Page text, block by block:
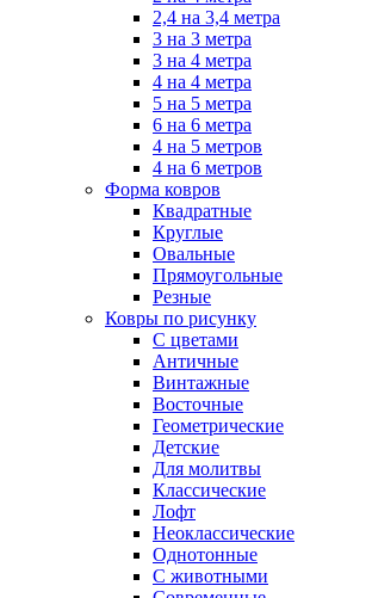
2,4 на 3,4 метра
3 на 3 метра
3 на 4 метра
4 на 4 метра
5 на 5 метра
6 на 6 метра
4 на 5 метров
4 на 6 метров
Форма ковров
Квадратные
Круглые
Овальные
Прямоугольные
Резные
Ковры по рисунку
C цветами
Античные
Винтажные
Восточные
Геометрические
Детские
Для молитвы
Классические
Лофт
Неоклассические
Однотонные
С животными